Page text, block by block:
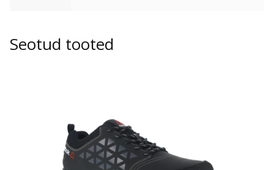
Seotud tooted